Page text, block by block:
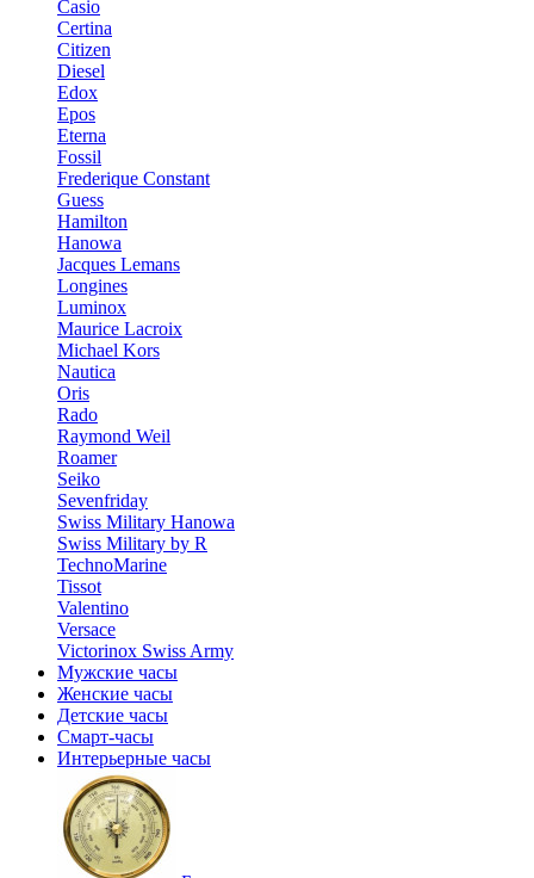
Casio
Certina
Citizen
Diesel
Edox
Epos
Eterna
Fossil
Frederique Constant
Guess
Hamilton
Hanowa
Jacques Lemans
Longines
Luminox
Maurice Lacroix
Michael Kors
Nautica
Oris
Rado
Raymond Weil
Roamer
Seiko
Sevenfriday
Swiss Military Hanowa
Swiss Military by R
TechnoMarine
Tissot
Valentino
Versace
Victorinox Swiss Army
Мужские часы
Женские часы
Детские часы
Смарт-часы
Интерьерные часы